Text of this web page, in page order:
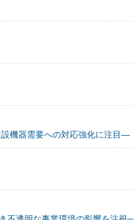
機器需要への対応強化に注目―